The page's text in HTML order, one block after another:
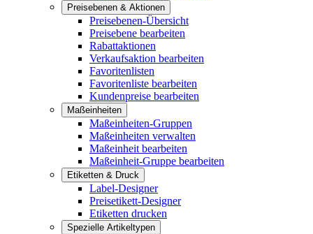
Preisebenen & Aktionen
Preisebenen-Übersicht
Preisebene bearbeiten
Rabattaktionen
Verkaufsaktion bearbeiten
Favoritenlisten
Favoritenliste bearbeiten
Kundenpreise bearbeiten
Maßeinheiten
Maßeinheiten-Gruppen
Maßeinheiten verwalten
Maßeinheit bearbeiten
Maßeinheit-Gruppe bearbeiten
Etiketten & Druck
Label-Designer
Preisetikett-Designer
Etiketten drucken
Spezielle Artikeltypen